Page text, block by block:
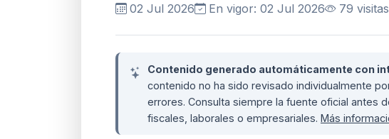
02 Jul 2026 En vigor: 02 Jul 2026 79 visitas
Contenido generado automáticamente con
contenido no ha sido revisado individualmente
errores. Consulta siempre la fuente oficial antes
fiscales, laborales o empresariales. Más